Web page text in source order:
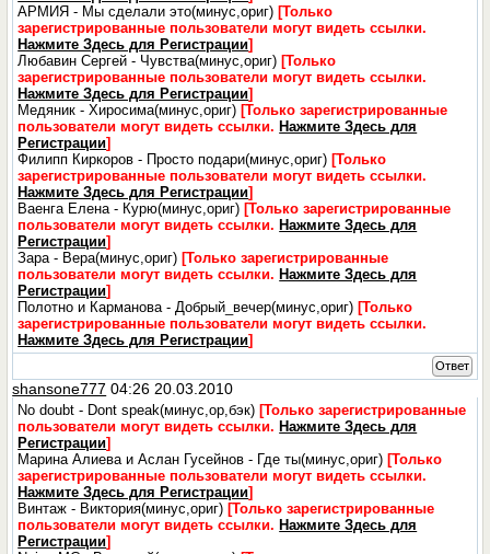
АРМИЯ - Мы сделали это(минус,ориг) [Только
зарегистрированные пользователи могут видеть ссылки.
Нажмите Здесь для Регистрации]
Любавин Сергей - Чувства(минус,ориг) [Только
зарегистрированные пользователи могут видеть ссылки.
Нажмите Здесь для Регистрации]
Медяник - Хиросима(минус,ориг) [Только зарегистрированные
пользователи могут видеть ссылки. Нажмите Здесь для
Регистрации]
Филипп Киркоров - Просто подари(минус,ориг) [Только
зарегистрированные пользователи могут видеть ссылки.
Нажмите Здесь для Регистрации]
Ваенга Елена - Курю(минус,ориг) [Только зарегистрированные
пользователи могут видеть ссылки. Нажмите Здесь для
Регистрации]
Зара - Вера(минус,ориг) [Только зарегистрированные
пользователи могут видеть ссылки. Нажмите Здесь для
Регистрации]
Полотно и Карманова - Добрый_вечер(минус,ориг) [Только
зарегистрированные пользователи могут видеть ссылки.
Нажмите Здесь для Регистрации]
Ответ
shansone777 04:26 20.03.2010
No doubt - Dont speak(минус,ор,бэк) [Только зарегистрированные
пользователи могут видеть ссылки. Нажмите Здесь для
Регистрации]
Марина Алиева и Аслан Гусейнов - Где ты(минус,ориг) [Только
зарегистрированные пользователи могут видеть ссылки.
Нажмите Здесь для Регистрации]
Винтаж - Виктория(минус,ориг) [Только зарегистрированные
пользователи могут видеть ссылки. Нажмите Здесь для
Регистрации]